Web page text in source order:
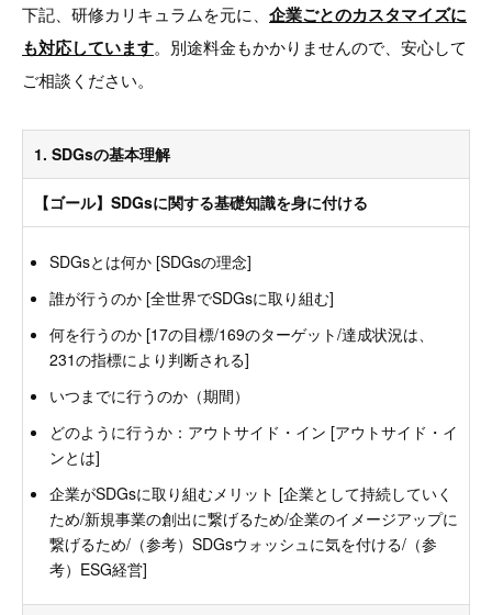
下記、研修カリキュラムを元に、 企業ごとのカスタマイズに
も対応しています。別途料金もかかりませんので、安心して
ご相談ください。
1. SDGsの基本理解
【ゴール】SDGsに関する基礎知識を身に付ける
SDGsとは何か [SDGsの理念]
誰が行うのか [全世界でSDGsに取り組む]
何を行うのか [17の目標/169のターゲット/達成状況は、
231の指標により判断される]
いつまでに行うのか（期間）
どのように行うか：アウトサイド・イン [アウトサイド・イ
ンとは]
企業がSDGsに取り組むメリット [企業として持続していく
ため/新規事業の創出に繋げるため/企業のイメージアップに
繋げるため/（参考）SDGsウォッシュに気を付ける/（参
考）ESG経営]